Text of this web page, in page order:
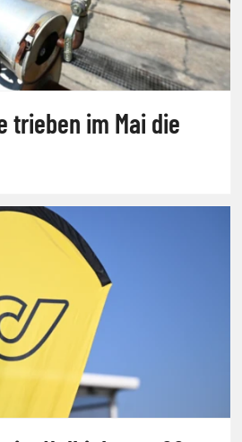
trieben im Mai die